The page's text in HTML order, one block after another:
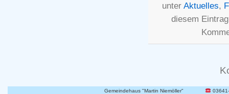
unter Aktuelles,
diesem
Gemeindehaus "Martin Niemöller"